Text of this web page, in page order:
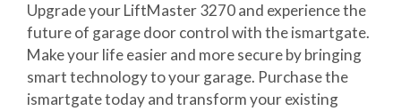
Upgrade your LiftMaster 3270 and experience the
future of garage door control with the ismartgate.
Make your life easier and more secure by bringing
smart technology to your garage. Purchase the
ismartgate today and transform your existing